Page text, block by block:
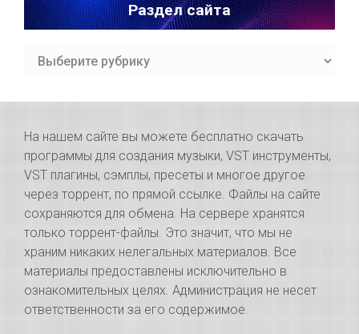
Раздел сайта
Раздел
На нашем сайте вы можете бесплатно скачать
программы для создания музыки, VST инструменты,
VST плагины, сэмплы, пресеты и многое другое
через торрент, по прямой ссылке. Файлы на сайте
сохраняются для обмена. На сервере хранятся
только торрент-файлы. Это значит, что мы не
храним никаких нелегальных материалов. Все
материалы предоставлены исключительно в
ознакомительных целях. Администрация не несет
ответственности за его содержимое.